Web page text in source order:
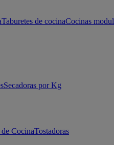
Taburetes de cocinaCocinas
Secadoras por Kg
CocinaTostadoras